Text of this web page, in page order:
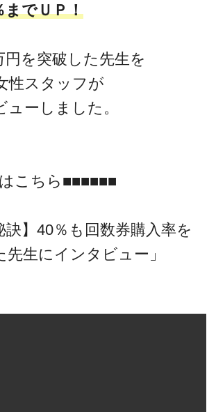
でＵＰ！
円を突破した先生を
性スタッフが
ーしました。
こちら■■■■■■
訣】40％も回数券購入率を
生にインタビュー」